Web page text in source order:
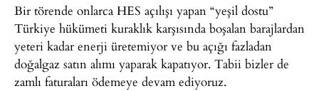
Bir törende onlarca HES açılışı yapan “yeşil dostu”
Türkiye hükümeti kuraklık karşısında boşalan barajlardan
yeteri kadar enerji üretemiyor ve bu açığı fazladan
doğalgaz satın alımı yaparak kapatıyor. Tabii bizler de
zamlı faturaları ödemeye devam ediyoruz.